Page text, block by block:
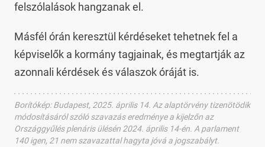
felszólalások hangzanak el.
Másfél órán keresztül kérdéseket tehetnek fel a
képviselők a kormány tagjainak, és megtartják az
azonnali kérdések és válaszok óráját is.
Borítókép:Budapest, 2025. április 14. Az alaptörvény tizenötödik
módosításáról szóló szavazás eredménye a kijelzőn az
Országgyűlés plenáris ülésén 2024. április 14-én. A parlament
140 igen, 21 nem szavazattal hagyta jóvá a jogszabályt.